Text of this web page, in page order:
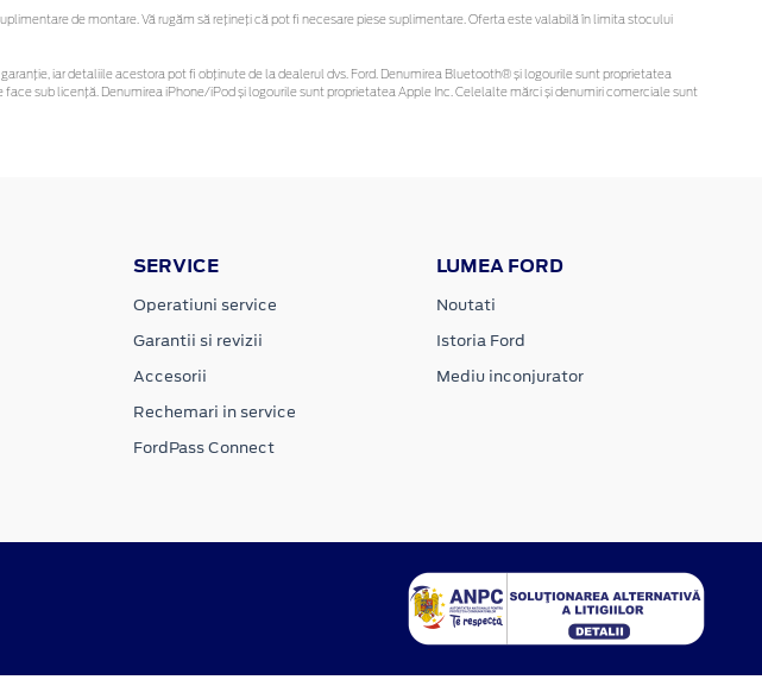
de montare. Vă rugăm să rețineți că pot fi necesare piese suplimentare. Oferta este valabilă în limita stocului
iar detaliile acestora pot fi obținute de la dealerul dvs. Ford. Denumirea Bluetooth® și logourile sunt proprietatea
sub licență. Denumirea iPhone/iPod și logourile sunt proprietatea Apple Inc. Celelalte mărci și denumiri comerciale sunt
SERVICE
Operatiuni service
Garantii si revizii
Accesorii
Rechemari in service
FordPass Connect
LUMEA FORD
Noutati
Istoria Ford
Mediu inconjurator